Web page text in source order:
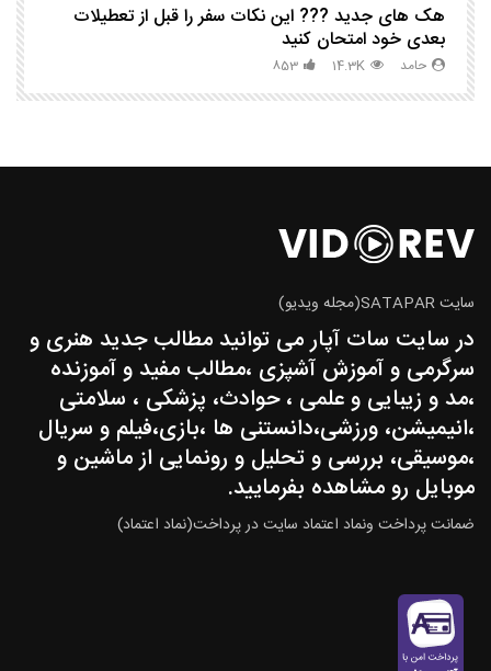
هک های جدید ??️? این نکات سفر را قبل از تعطیلات
بعدی خود امتحان کنید
حامد 14.3K
853
سایت SATAPAR(مجله ویدیو)
در سایت سات آپار می توانید مطالب جدید هنری و
سرگرمی و آموزش آشپزی ،مطالب مفید و آموزنده
،مد و زیبایی و علمی ، حوادث، پزشکی ، سلامتی
،انیمیشن، ورزشی،دانستنی ها ،بازی،فیلم و سریال
،موسیقی، بررسی و تحلیل و رونمایی از ماشین و
موبایل رو مشاهده بفرمایید.
ضمانت پرداخت ونماد اعتماد سایت در پرداخت(نماد اعتماد)